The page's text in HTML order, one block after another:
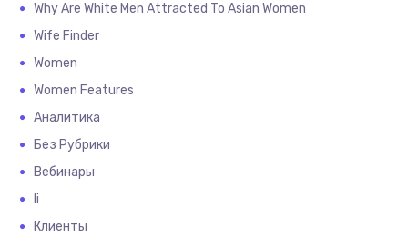
Why Are White Men Attracted To Asian Women
Wife Finder
Women
Women Features
Аналитика
Без Рубрики
Вебинары
Іі
Клиенты